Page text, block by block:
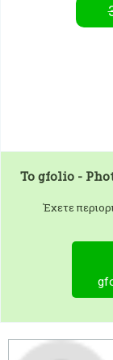
To gfolio -
Έχετε